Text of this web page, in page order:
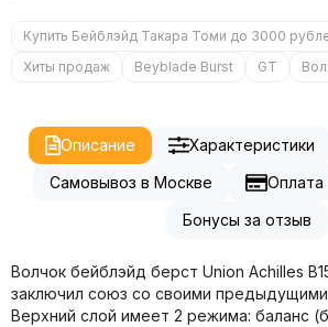
Купить Бейблэйд Такара Томи до 3000
Хиты продаж
Beyblade Burst GT
Описание Характеристики
Самовывоз в Москве
Оплата
Бонусы за отзыв
Волчок бейблэйд берст Union Achilles
заключил союз со своими
Верхний слой имеет 2 режима: баланс